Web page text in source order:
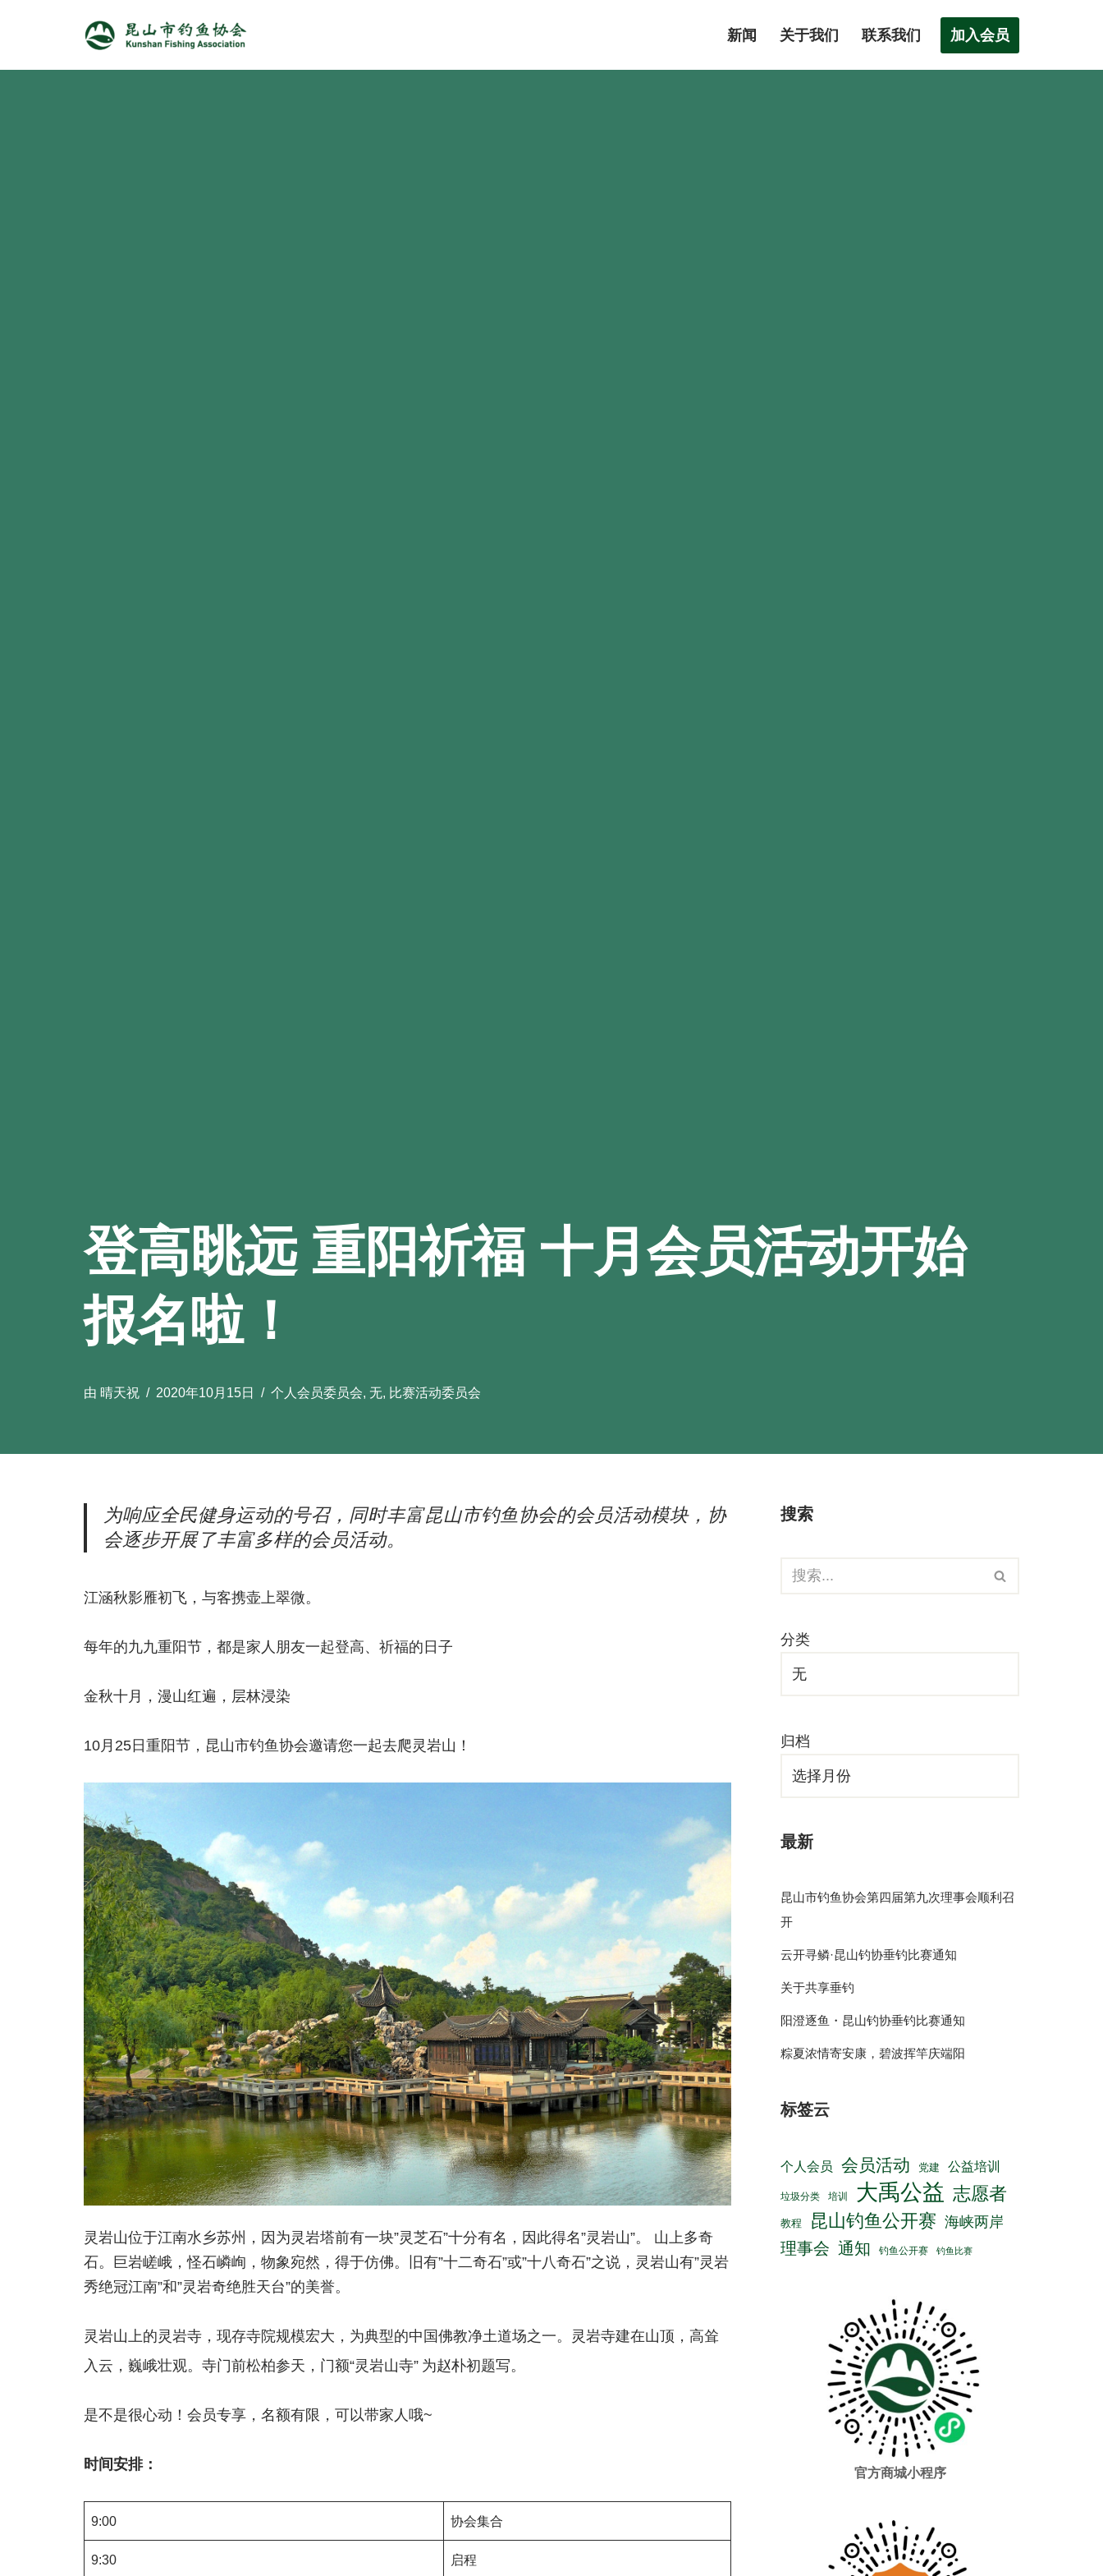
至
新闻 关于我们 联系我们 加入会员
登高眺远 重阳祈福 十月会员活动开始
报名啦！
由 晴天祝 2020年10月15日 个人会员委员会 无 比赛活动委员会
为响应全民健身运动的号召，同时丰富昆山市钓鱼协会的会员活动模块，协
会逐步开展了丰富多样的会员活动。
江涵秋影雁初飞，与客携壶上翠微。
每年的九九重阳节，都是家人朋友一起登高、祈福的日子
金秋十月，漫山红遍，层林浸染
10月25日重阳节，昆山市钓鱼协会邀请您一起去爬灵岩山！
灵岩山位于江南水乡苏州，因为灵岩塔前有一块”灵芝石”十分有名，因此得名”灵岩山”。 山上多奇
石。巨岩嵯峨，怪石嶙峋，物象宛然，得于仿佛。旧有”十二奇石”或”十八奇石”之说，灵岩山有”灵岩
秀绝冠江南”和”灵岩奇绝胜天台”的美誉。
灵岩山上的灵岩寺，现存寺院规模宏大，为典型的中国佛教净土道场之一。灵岩寺建在山顶，高耸
入云，巍峨壮观。寺门前松柏参天，门额“灵岩山寺” 为赵朴初题写。
是不是很心动！会员专享，名额有限，可以带家人哦~
时间安排：
9:00 协会集合
9:30 启程
搜索
分类
归档
最新
昆山市钓鱼协会第四届第九次理事会顺利召
开
云开寻鳞·昆山钓协垂钓比赛通知
关于共享垂钓
阳澄逐鱼・昆山钓协垂钓比赛通知
粽夏浓情寄安康，碧波挥竿庆端阳
标签云
个人会员 会员活动 党建 公益培训
垃圾分类 培训 大禹公益 志愿者
教程 昆山钓鱼公开赛 海峡两岸
理事会 通知 钓鱼公开赛 钓鱼比赛
官方商城小程序